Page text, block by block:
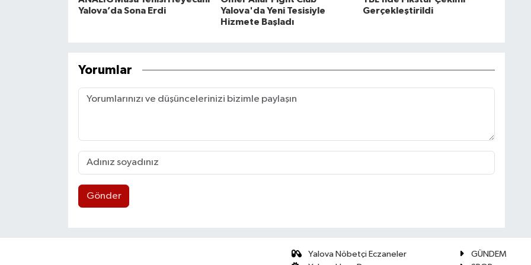
Yalova’da Sona Erdi
Yalova'da Yeni Tesisiyle
Hizmete Başladı
Gerçekleştirildi
Yorumlar
Gönder
Yalova Nöbetçi Eczaneler
GÜNDEM